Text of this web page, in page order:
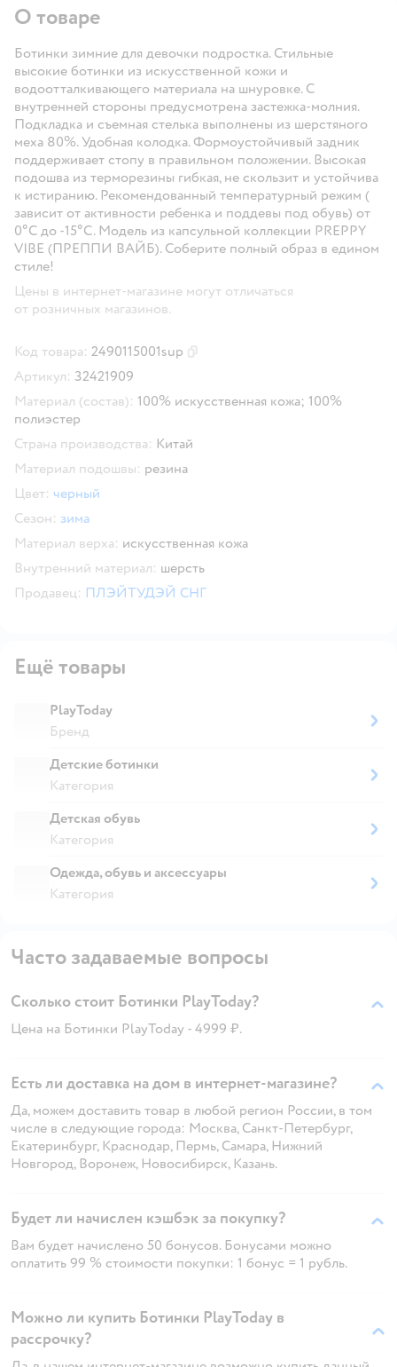
О товаре
Ботинки зимние для девочки подростка. Стильные
высокие ботинки из искусственной кожи и
водоотталкивающего материала на шнуровке. С
внутренней стороны предусмотрена застежка-молния.
Подкладка и съемная стелька выполнены из шерстяного
меха 80%. Удобная колодка. Формоустойчивый задник
поддерживает стопу в правильном положении. Высокая
подошва из терморезины гибкая, не скользит и устойчива
к истиранию. Рекомендованный температурный режим (
зависит от активности ребенка и поддевы под обувь) от
0°С до -15°С. Модель из капсульной коллекции PREPPY
VIBE (ПРЕППИ ВАЙБ). Соберите полный образ в едином
стиле!
Цены в интернет-магазине могут отличаться
от розничных магазинов.
Код товара: 2490115001sup
Артикул: 32421909
Материал (состав): 100% искусственная кожа; 100%
полиэстер
Страна производства: Китай
Материал подошвы: резина
Цвет: черный
Сезон: зима
Материал верха: искусственная кожа
Внутренний материал: шерсть
Продавец: ПЛЭЙТУДЭЙ СНГ
Ещё товары
PlayToday
Бренд
Детские ботинки
Категория
Детская обувь
Категория
Одежда, обувь и аксессуары
Категория
Часто задаваемые вопросы
Сколько стоит Ботинки PlayToday?
Цена на Ботинки PlayToday - 4999 ₽.
Есть ли доставка на дом в интернет-магазине?
Да, можем доставить товар в любой регион России, в том
числе в следующие города: Москва, Санкт-Петербург,
Екатеринбург, Краснодар, Пермь, Самара, Нижний
Новгород, Воронеж, Новосибирск, Казань.
Будет ли начислен кэшбэк за покупку?
Вам будет начислено 50 бонусов. Бонусами можно
оплатить 99 % стоимости покупки: 1 бонус = 1 рубль.
Можно ли купить Ботинки PlayToday в
рассрочку?